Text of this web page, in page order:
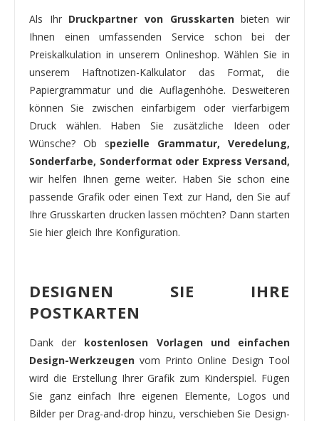
Als Ihr Druckpartner von Grusskartenbieten wir
Ihnen einen umfassenden Service schon bei der
Preiskalkulation in unserem Onlineshop. Wählen Sie in
unserem Haftnotizen-Kalkulator das Format, die
Papiergrammatur und die Auflagenhöhe. Desweiteren
können Sie zwischen einfarbigem oder vierfarbigem
Druck wählen. Haben Sie zusätzliche Ideen oder
Wünsche? Ob spezielle Grammatur, Veredelung,
Sonderfarbe, Sonderformat oder Express Versand,
wir helfen Ihnen gerne weiter. Haben Sie schon eine
passende Grafik oder einen Text zur Hand, den Sie auf
Ihre Grusskarten drucken lassen möchten? Dann starten
Sie hier gleich Ihre Konfiguration.
DESIGNEN SIE IHRE
POSTKARTEN
Dank der kostenlosen Vorlagen und einfachen
Design-Werkzeugen vom Printo Online Design Tool
wird die Erstellung Ihrer Grafik zum Kinderspiel. Fügen
Sie ganz einfach Ihre eigenen Elemente, Logos und
Bilder per Drag-and-drop hinzu, verschieben Sie Design-